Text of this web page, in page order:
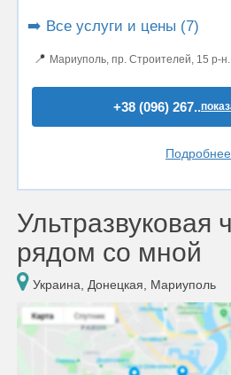
➡️ Все услуги и цены (7)
📍 Мариуполь, пр. Строителей, 15 р-
+38 (096) 267..
Подробнее
Ультразвуковая
рядом со мной
Украина, Донецкая, Мариуполь